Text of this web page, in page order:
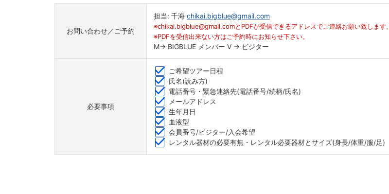
お問い合わせ／ご予約
担当: 千海 chikai.bigblue@gmail.com
※chikai.bigblue@gmail.comとPDFが受信できるアドレスでご連絡お願い致します。
※PDFを受信出来ない方はご予約時にお知らせ下さい。
M→ BIGBLUE メンバー V → ビジター
必要事項
ご希望ツアー日程
氏名(読み方)
電話番号・緊急連絡先(電話番号/続柄/氏名)
メールアドレス
生年月日
血液型
会員番号/ビジター/入会希望
レンタル器材の必要有無・レンタル必要器材とサイズ(身長/体重/服/足)